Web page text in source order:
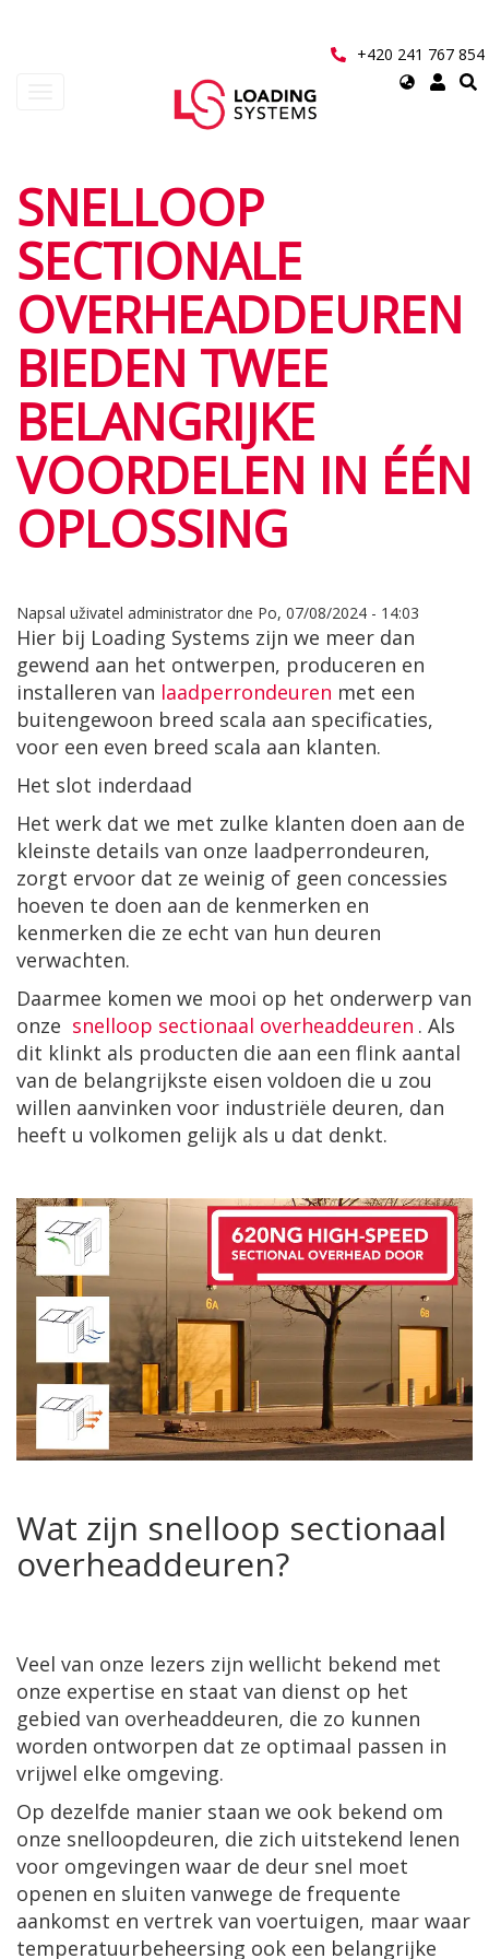
+420 241 767 854
Select
User
account
menu
SNELLOOP
SECTIONALE
OVERHEADDEUREN
BIEDEN TWEE
BELANGRIJKE
VOORDELEN IN ÉÉN
OPLOSSING
Napsal uživatel administrator dne Po, 07/08/2024 - 14:03
Hier bij Loading Systems zijn we meer dan
gewend aan het ontwerpen, produceren en
installeren van laadperrondeuren met een
buitengewoon breed scala aan specificaties,
voor een even breed scala aan klanten.
Het slot inderdaad
Het werk dat we met zulke klanten doen aan de
kleinste details van onze laadperrondeuren,
zorgt ervoor dat ze weinig of geen concessies
hoeven te doen aan de kenmerken en
kenmerken die ze echt van hun deuren
verwachten.
Daarmee komen we mooi op het onderwerp van
onze snelloop sectionaal overheaddeuren . Als
dit klinkt als producten die aan een flink aantal
van de belangrijkste eisen voldoen die u zou
willen aanvinken voor industriële deuren, dan
heeft u volkomen gelijk als u dat denkt.
Wat zijn snelloop sectionaal
overheaddeuren?
Veel van onze lezers zijn wellicht bekend met
onze expertise en staat van dienst op het
gebied van overheaddeuren, die zo kunnen
worden ontworpen dat ze optimaal passen in
vrijwel elke omgeving.
Op dezelfde manier staan we ook bekend om
onze snelloopdeuren, die zich uitstekend lenen
voor omgevingen waar de deur snel moet
openen en sluiten vanwege de frequente
aankomst en vertrek van voertuigen, maar waar
temperatuurbeheersing ook een belangrijke